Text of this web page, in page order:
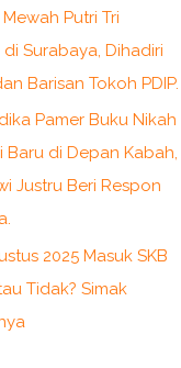
Putri Tri
di Surabaya, Dihadiri
Barisan Tokoh PDIP.
Pamer Buku Nikah
Baru di Depan Kabah,
Justru Beri Respon
2025 Masuk SKB
Tidak? Simak